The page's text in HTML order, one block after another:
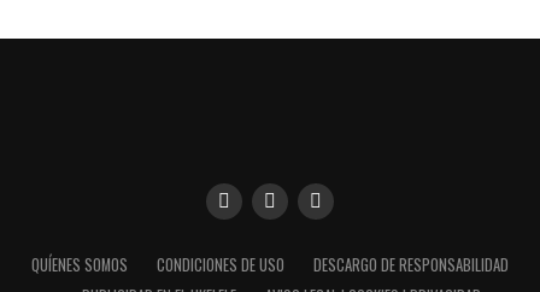
QUÍENES SOMOS CONDICIONES DE USO
DESCARGO DE RESPONSABILIDAD
Utilizamos cookies para darte una mejor experiencia en